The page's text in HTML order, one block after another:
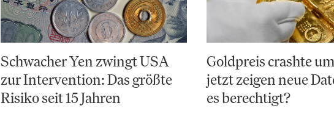
Schwacher Yen zwingt USA
zur Intervention: Das größte
Risiko seit 15 Jahren
Goldpreis crashte
jetzt zeigen neue
es berechtigt?